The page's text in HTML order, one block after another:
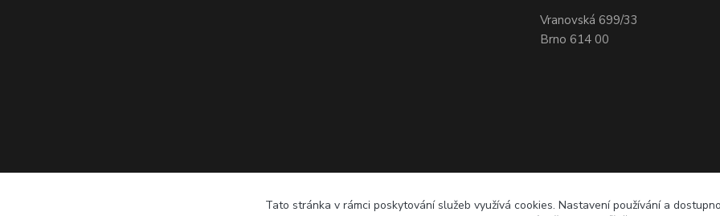
Vranovská 699/33
Brno 614 00
Tato stránka v rámci poskytování služeb využívá cookies. Nastavení používání a